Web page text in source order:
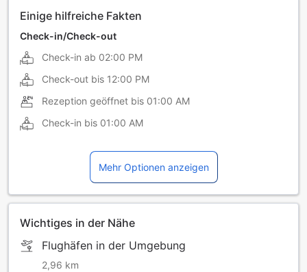
Einige hilfreiche Fakten
Check-in/Check-out
Check-in ab 02:00 PM
Check-out bis 12:00 PM
Rezeption geöffnet bis 01:00 AM
Check-in bis 01:00 AM
Mehr Optionen anzeigen
Wichtiges in der Nähe
Flughäfen in der Umgebung
2,96 km